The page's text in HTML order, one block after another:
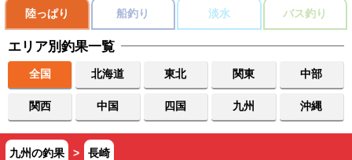
陸っぱり 船釣り 淡水 バス釣り
エリア別釣果一覧
全国 北海道 東北 関東 中部
関西 中国 四国 九州 沖縄
九州の釣果 > 長崎